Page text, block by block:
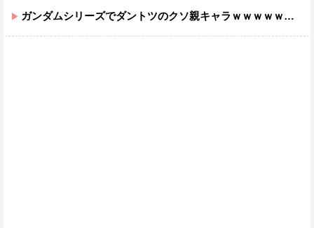
ガンダムシリーズでダントツのクソ親キャラｗｗｗｗｗｗｗｗｗｗｗｗ